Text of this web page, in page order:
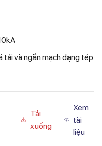
tải và ngắn mạch dạng tép
Tải
xuống
Xem
tài
liệu